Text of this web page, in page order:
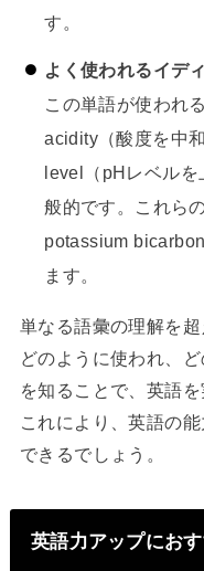
す。
よく使われるイデ
この単語が使われ
acidity（酸度を中
level（pHレベルを
般的です。これら
potassium
ます。
単なる語彙の理解を
どのように使われ、
を知ることで、英語
これにより、英語の
できるでしょう。
英語力アップにお